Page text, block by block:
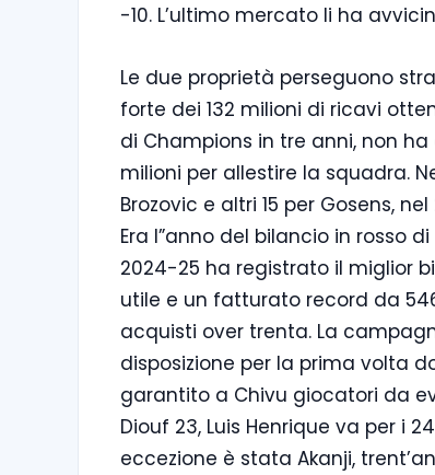
-10. L’ultimo mercato li ha
Le due proprietà perseguono
forte dei 132 milioni di ricavi
di Champions in tre anni, non
milioni per allestire la squadra.
Brozovic e altri 15 per Gosens,
Era l”anno del bilancio in rosso
2024-25 ha registrato il miglior
utile e un fatturato record da
acquisti over trenta. La
disposizione per la prima volta
garantito a Chivu giocatori da
Diouf 23, Luis Henrique va per i
eccezione è stata Akanji,